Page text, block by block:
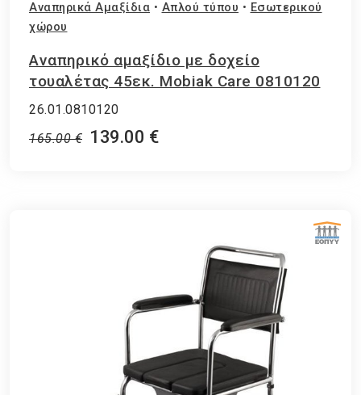
Αναπηρικά Αμαξίδια • Απλού τύπου • Εσωτερικού
χώρου
Αναπηρικό αμαξίδιο με δοχείο
τουαλέτας 45εκ. Mobiak Care 0810120
26.01.0810120
165.00 € 139.00 €
ΕΘΝΙΚΟΣ ΟΡΓΑΝΙΣΜΟΣ ΠΑΡΟΧΗΣ ΥΠΗΡΕΣΙΩΝ ΥΓΕΙΑΣ